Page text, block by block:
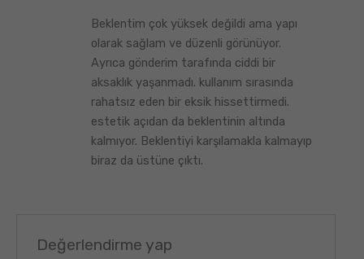
üzerinden
5oy aldı
Beklentim çok yüksek değildi ama yapı
olarak sağlam ve düzenli görünüyor.
Ayrıca gönderim tarafında ciddi bir
aksaklık yaşanmadı. kullanım sırasında
rahatsız eden bir eksik hissettirmedi.
estetik açıdan da beklentinin altında
kalmıyor. Beklentiyi karşılamakla kalmayıp
biraz da üstüne çıktı.
Değerlendirme yap